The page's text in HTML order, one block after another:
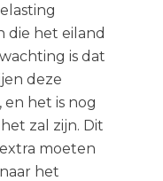
die het eiland
is dat
deze
het is nog
zal zijn. Dit
moeten
het